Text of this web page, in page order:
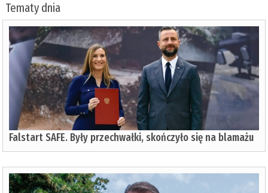
Tematy dnia
Falstart SAFE. Były przechwałki, skończyło się na blamażu